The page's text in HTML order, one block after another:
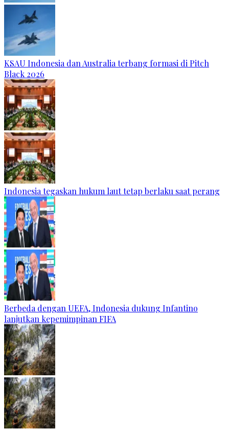
KSAU Indonesia dan Australia terbang formasi di Pitch
Black 2026
Indonesia tegaskan hukum laut tetap berlaku saat perang
Berbeda dengan UEFA, Indonesia dukung Infantino
lanjutkan kepemimpinan FIFA